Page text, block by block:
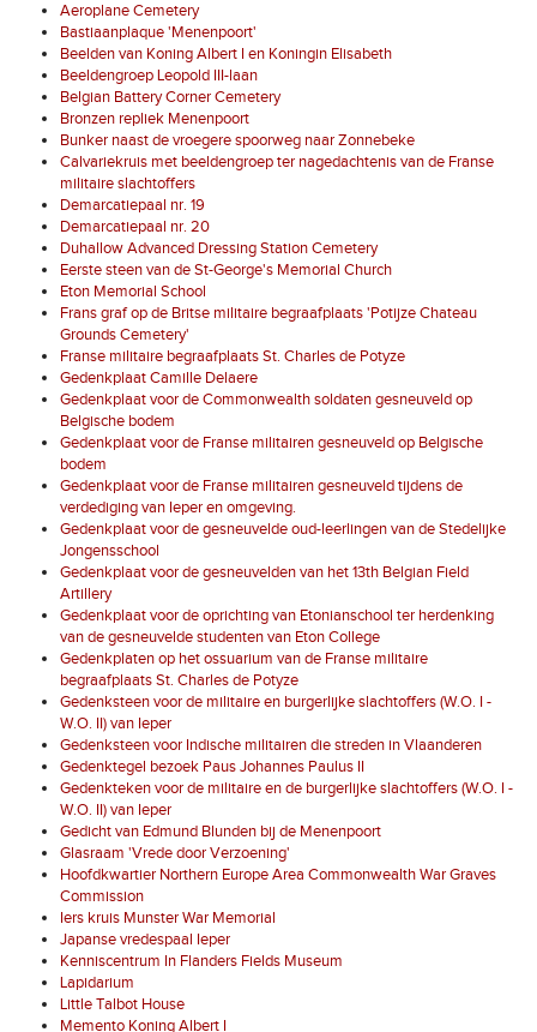
Aeroplane Cemetery
Bastiaanplaque 'Menenpoort'
Beelden van Koning Albert I en Koningin Elisabeth
Beeldengroep Leopold III-laan
Belgian Battery Corner Cemetery
Bronzen repliek Menenpoort
Bunker naast de vroegere spoorweg naar Zonnebeke
Calvariekruis met beeldengroep ter nagedachtenis van de Franse
militaire slachtoffers
Demarcatiepaal nr. 19
Demarcatiepaal nr. 20
Duhallow Advanced Dressing Station Cemetery
Eerste steen van de St-George's Memorial Church
Eton Memorial School
Frans graf op de Britse militaire begraafplaats 'Potijze Chateau
Grounds Cemetery'
Franse militaire begraafplaats St. Charles de Potyze
Gedenkplaat Camille Delaere
Gedenkplaat voor de Commonwealth soldaten gesneuveld op
Belgische bodem
Gedenkplaat voor de Franse militairen gesneuveld op Belgische
bodem
Gedenkplaat voor de Franse militairen gesneuveld tijdens de
verdediging van Ieper en omgeving.
Gedenkplaat voor de gesneuvelde oud-leerlingen van de Stedelijke
Jongensschool
Gedenkplaat voor de gesneuvelden van het 13th Belgian Field
Artillery
Gedenkplaat voor de oprichting van Etonianschool ter herdenking
van de gesneuvelde studenten van Eton College
Gedenkplaten op het ossuarium van de Franse militaire
begraafplaats St. Charles de Potyze
Gedenksteen voor de militaire en burgerlijke slachtoffers (W.O. I -
W.O. II) van Ieper
Gedenksteen voor Indische militairen die streden in Vlaanderen
Gedenktegel bezoek Paus Johannes Paulus II
Gedenkteken voor de militaire en de burgerlijke slachtoffers (W.O. I -
W.O. II) van Ieper
Gedicht van Edmund Blunden bij de Menenpoort
Glasraam 'Vrede door Verzoening'
Hoofdkwartier Northern Europe Area Commonwealth War Graves
Commission
Iers kruis Munster War Memorial
Japanse vredespaal Ieper
Kenniscentrum In Flanders Fields Museum
Lapidarium
Little Talbot House
Memento Koning Albert I